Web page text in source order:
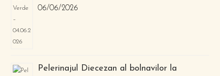
06/06/2026
Pelerinajul Diecezan al bolnavilor la